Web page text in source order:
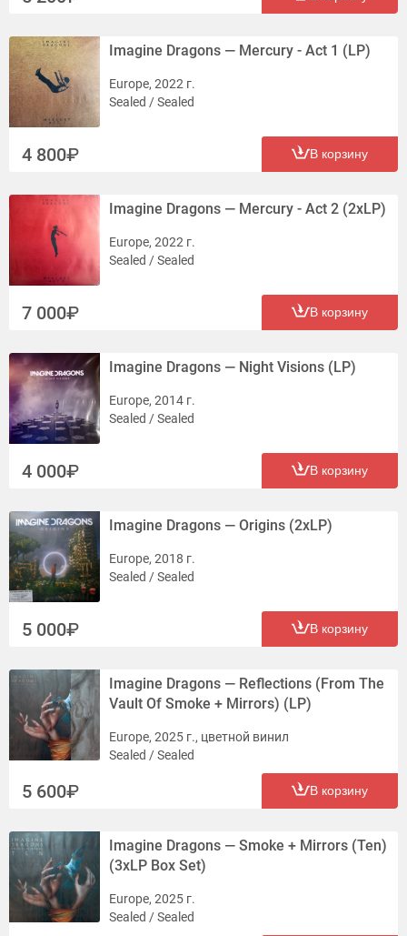
Imagine Dragons — Mercury - Act 1 (LP)
Europe, 2022 г.
Sealed / Sealed
4 800 В корзину
Imagine Dragons — Mercury - Act 2 (2xLP)
Europe, 2022 г.
Sealed / Sealed
7 000 В корзину
Imagine Dragons — Night Visions (LP)
Europe, 2014 г.
Sealed / Sealed
4 000 В корзину
Imagine Dragons — Origins (2xLP)
Europe, 2018 г.
Sealed / Sealed
5 000 В корзину
Imagine Dragons — Reflections (From The
Vault Of Smoke + Mirrors) (LP)
Europe, 2025 г., цветной винил
Sealed / Sealed
5 600 В корзину
Imagine Dragons — Smoke + Mirrors (Ten)
(3xLP Box Set)
Europe, 2025 г.
Sealed / Sealed